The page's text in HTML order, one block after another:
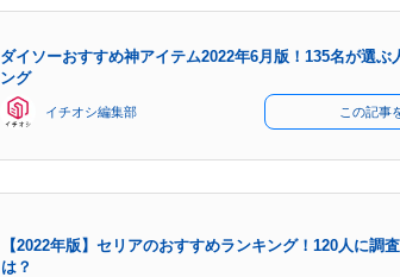
ダイソーおすすめ神アイテム2022年6月版！135名が選ぶ
ング
イチオシ編集部 この記事
【2022年版】セリアのおすすめランキング！120人に調
は？